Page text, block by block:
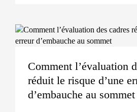
Comment l’évaluation
réduit le risque d’une
d’embauche au sommet